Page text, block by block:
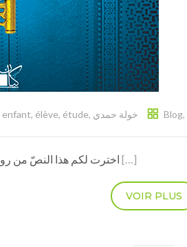
enfant, élève, étude, خولة حمدي Blog,
[…]
VOIR PLUS